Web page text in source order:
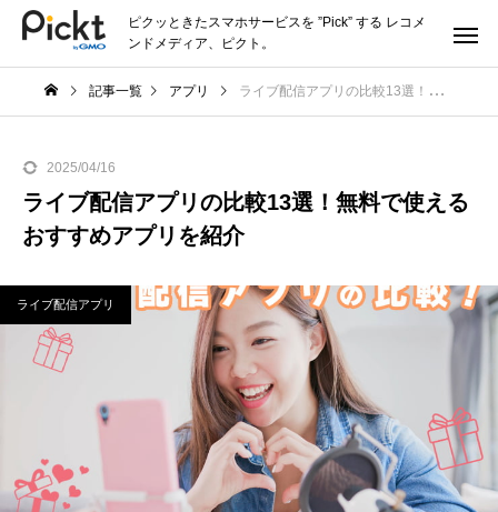
ピクッときたスマホサービスを ”Pick” する レコメ
ンドメディア、ピクト。
記事一覧 アプリ ライブ配信アプリの比較13選！無料で使えるおすすめアプリを紹介
2025/04/16
ライブ配信アプリの比較13選！無料で使える
おすすめアプリを紹介
ライブ配信アプリ